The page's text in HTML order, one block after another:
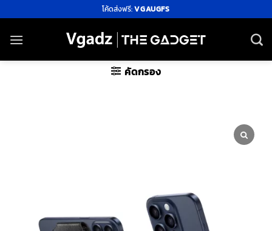
ไป
ยัง
โค้ดส่งฟรี:VGAUGFS
คัดกรอง